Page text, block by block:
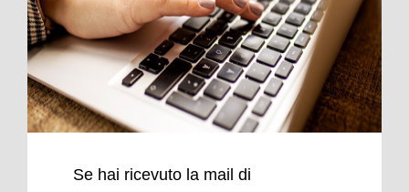
Se hai ricevuto la mail di